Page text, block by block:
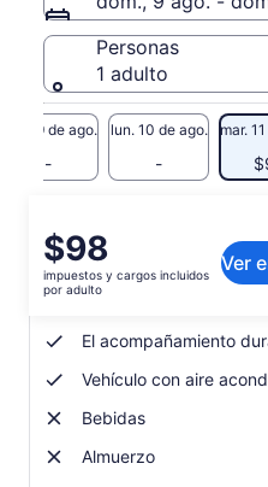
Personas
1 adulto
dom. 9 de ago.
-
lun. 10 de ago.
-
mar.
El
precio
es
$98.
adulto
$98
impuestos y cargos incluidos
por adulto
Ver
Qué incluye
El acompañamiento
Vehículo con aire
Bebidas
Almuerzo